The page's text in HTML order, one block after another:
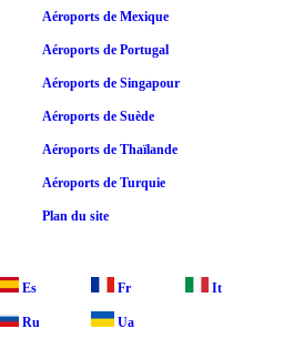
Aéroports de Mexique
Aéroports de Portugal
Aéroports de Singapour
Aéroports de Suède
Aéroports de Thaïlande
Aéroports de Turquie
Plan du site
Es Fr It
Ru Ua